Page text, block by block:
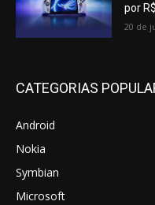
por
20 de
CATEGORIAS
Android
Nokia
Symbian
Microsoft